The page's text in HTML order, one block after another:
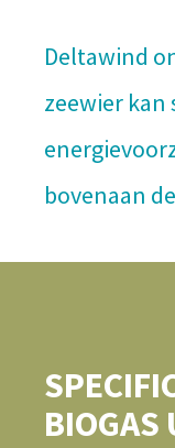
Deltawind
zeewier kan
bovenaan
BIOGAS